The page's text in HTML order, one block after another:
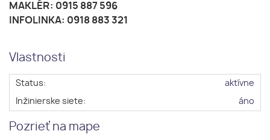
MAKLÉR: 0915 887 596
INFOLINKA: 0918 883 321
Vlastnosti
Status:
aktívne
Inžinierske siete:
áno
Pozrieť na mape